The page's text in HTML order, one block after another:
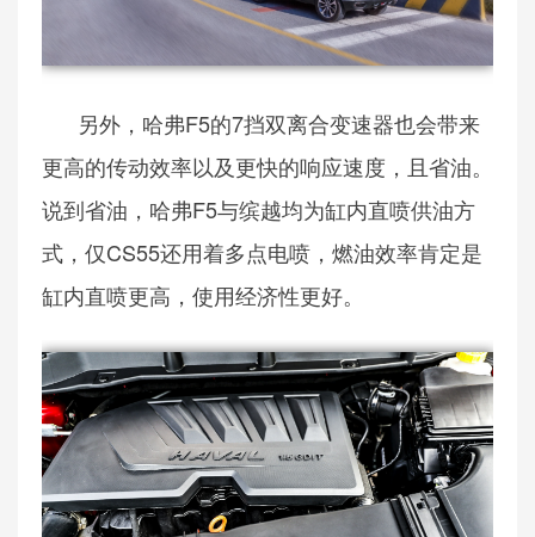
另外，哈弗F5的7挡双离合变速器也会带来
更高的传动效率以及更快的响应速度，且省油。
说到省油，哈弗F5与缤越均为缸内直喷供油方
式，仅CS55还用着多点电喷，燃油效率肯定是
缸内直喷更高，使用经济性更好。